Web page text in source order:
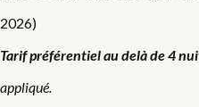
2026)
Tarif préférentiel au delà de 4
appliqué.